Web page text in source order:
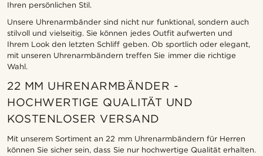
Ihren persönlichen Stil.
Unsere Uhrenarmbänder sind nicht nur funktional, sondern auch
stilvoll und vielseitig. Sie können jedes Outfit aufwerten und
Ihrem Look den letzten Schliff geben. Ob sportlich oder elegant,
mit unseren Uhrenarmbändern treffen Sie immer die richtige
Wahl.
22 MM UHRENARMBÄNDER -
HOCHWERTIGE QUALITÄT UND
KOSTENLOSER VERSAND
Mit unserem Sortiment an 22 mm Uhrenarmbändern für Herren
können Sie sicher sein, dass Sie nur hochwertige Qualität erhalten.